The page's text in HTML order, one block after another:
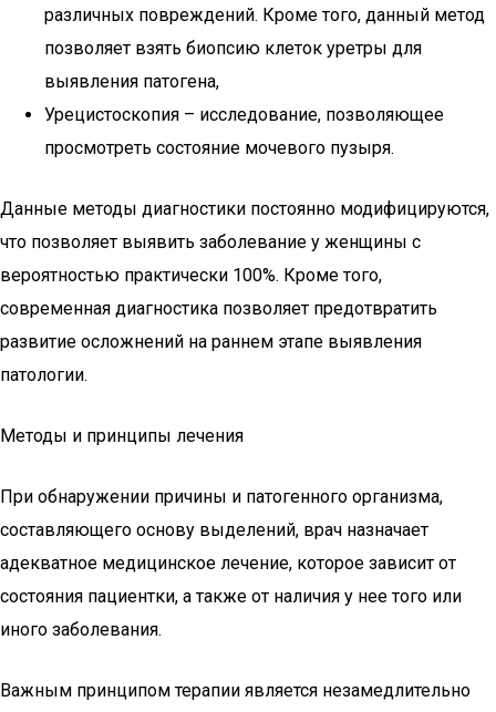
различных повреждений. Кроме того, данный метод
позволяет взять биопсию клеток уретры для
выявления патогена,
Урецистоскопия – исследование, позволяющее
просмотреть состояние мочевого пузыря.
Данные методы диагностики постоянно модифицируются,
что позволяет выявить заболевание у женщины с
вероятностью практически 100%. Кроме того,
современная диагностика позволяет предотвратить
развитие осложнений на раннем этапе выявления
патологии.
Методы и принципы лечения
При обнаружении причины и патогенного организма,
составляющего основу выделений, врач назначает
адекватное медицинское лечение, которое зависит от
состояния пациентки, а также от наличия у нее того или
иного заболевания.
Важным принципом терапии является незамедлительно